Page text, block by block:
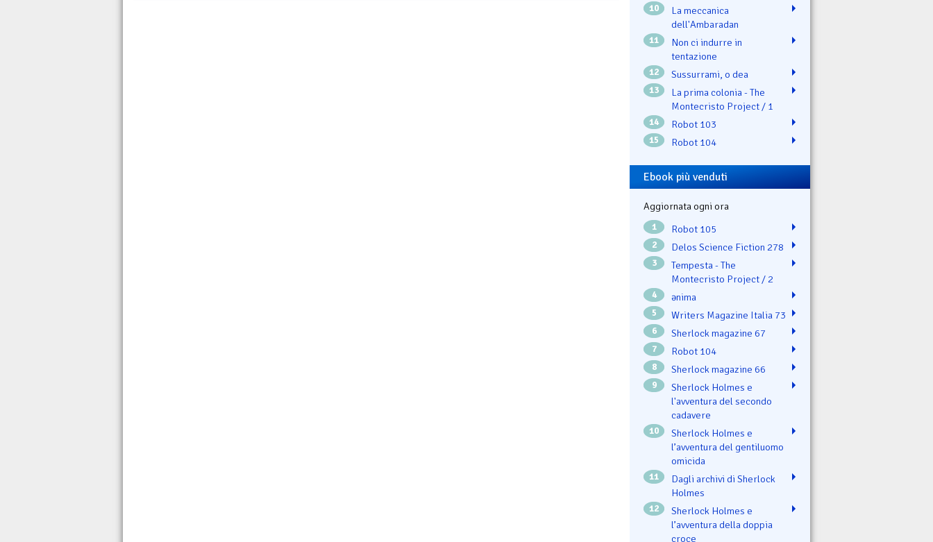
10
La meccanica
dell'Ambaradan
11
Non ci indurre in
tentazione
12 Sussurrami, o dea
13
La prima colonia - The
Montecristo Project / 1
14 Robot 103
15 Robot 104
Ebook più venduti
Aggiornata ogni ora
1 Robot 105
2 Delos Science Fiction 278
3
Tempesta - The
Montecristo Project / 2
4 ənima
5 Writers Magazine Italia 73
6 Sherlock magazine 67
7 Robot 104
8 Sherlock magazine 66
9
Sherlock Holmes e
l'avventura del secondo
cadavere
10
Sherlock Holmes e
l’avventura del gentiluomo
omicida
11
Dagli archivi di Sherlock
Holmes
12
Sherlock Holmes e
l’avventura della doppia
croce